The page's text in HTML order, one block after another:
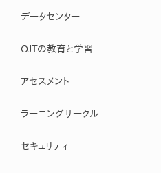
データセンター
OJTの教育と学習
アセスメント
ラーニングサークル
セキュリティ